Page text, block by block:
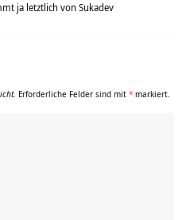
ja letztlich von Sukadev
Erforderliche Felder sind mit * markiert.